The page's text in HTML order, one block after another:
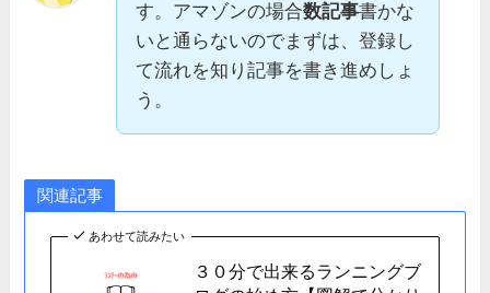
す。アマゾンの場合数記事書かな
いと通らないのでまずは、登録し
て流れを知り記事を書き進めしょ
う。
関連記事
あわせて読みたい
３０分で出来るランニングブ